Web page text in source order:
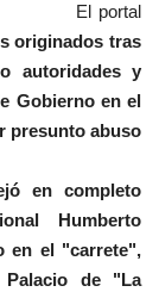
originados tras
autoridades y
Gobierno en el
presunto abuso
en completo
Humberto
en el "carrete",
de "La